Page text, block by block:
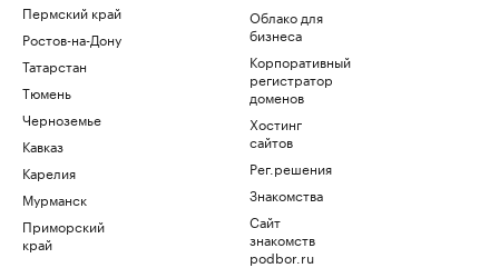
Пермский край
Ростов-на-Дону
Татарстан
Тюмень
Черноземье
Кавказ
Карелия
Мурманск
Приморский
край
Облако для
бизнеса
Корпоративный
регистратор
доменов
Хостинг
сайтов
Рег.решения
Знакомства
Сайт
знакомств
podbor.ru